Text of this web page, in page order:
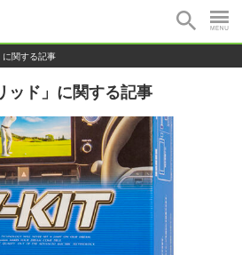
に関する記事
ッド」に関する記事